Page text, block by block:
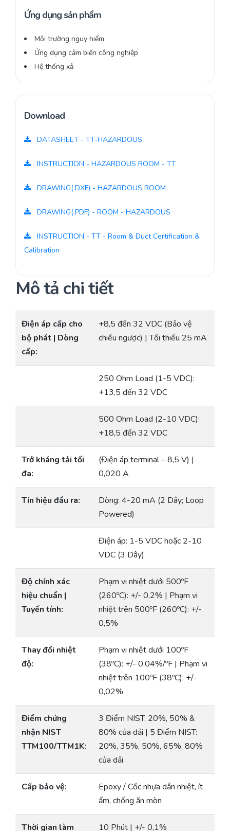
Ứng dụng sản phẩm
Môi trường nguy hiểm
Ứng dụng cảm biến công nghiệp
Hệ thống xả
Download
DATASHEET - TT-HAZARDOUS
INSTRUCTION - HAZARDOUS ROOM - TT
DRAWING(.DXF) - HAZARDOUS ROOM
DRAWING(.PDF) - ROOM - HAZARDOUS
INSTRUCTION - TT - Room & Duct Certification &
Calibration
Mô tả chi tiết
Điện áp cấp cho
bộ phát | Dòng
cấp:
+8,5 đến 32 VDC (Bảo vệ
chiều ngược) | Tối thiểu 25 mA
250 Ohm Load (1-5 VDC):
+13,5 đến 32 VDC
500 Ohm Load (2-10 VDC):
+18,5 đến 32 VDC
Trở kháng tải tối
đa:
(Điện áp terminal – 8,5 V) |
0,020 A
Tín hiệu đầu ra:
Dòng: 4-20 mA (2 Dây; Loop
Powered)
Điện áp: 1-5 VDC hoặc 2-10
VDC (3 Dây)
Độ chính xác
hiệu chuẩn |
Tuyến tính:
Phạm vi nhiệt dưới 500ºF
(260ºC): +/- 0,2% | Phạm vi
nhiệt trên 500ºF (260ºC): +/-
0,5%
Thay đổi nhiệt
độ:
Phạm vi nhiệt dưới 100ºF
(38ºC): +/- 0,04%/ºF | Phạm vi
nhiệt trên 100ºF (38ºC): +/-
0,02%
Điểm chứng
nhận NIST
TTM100/TTM1K:
3 Điểm NIST: 20%, 50% &
80% của dải | 5 Điểm NIST:
20%, 35%, 50%, 65%, 80%
của dải
Cấp bảo vệ:
Epoxy / Cốc nhựa dẫn nhiệt, ít
ẩm, chống ăn mòn
Thời gian làm 10 Phút | +/- 0,1%